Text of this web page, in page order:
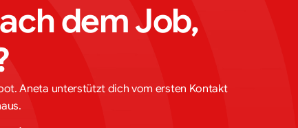
dem Job,
Aneta unterstützt dich vom ersten Kontakt